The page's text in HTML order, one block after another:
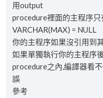
用output
procedure裡面的主程序只
VARCHAR(MAX) = NULL
你的主程序如果沒引用到
如果單獨執行你的主程序
procedure之內,編譯器看
誤
參考